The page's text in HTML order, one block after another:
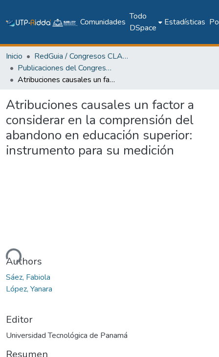
Comunidades
Todo
DSpace
Estadísticas
Inicio
RedGuia / Congresos CLABES
Publicaciones del Congreso Internacional CLABES
Atribuciones causales un factor a considerar en la comprensión del abandono en educación superior: instrumento para su medición
Atribuciones causales un factor a
considerar en la comprensión del
abandono en educación superior:
instrumento para su medición
Authors
Sáez, Fabiola
López, Yanara
Editor
Universidad Tecnológica de Panamá
Resumen